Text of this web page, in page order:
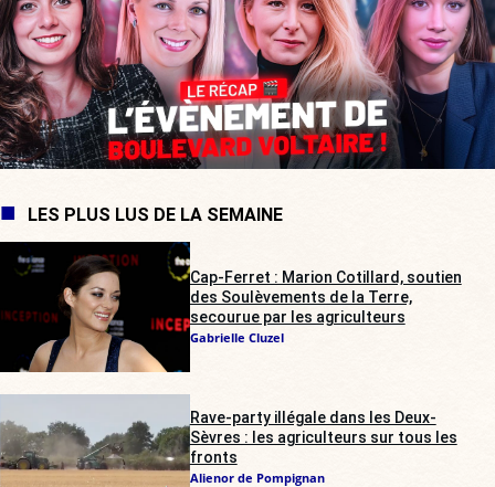
LES PLUS LUS DE LA SEMAINE
Cap-Ferret : Marion Cotillard, soutien
des Soulèvements de la Terre,
secourue par les agriculteurs
Gabrielle Cluzel
Rave-party illégale dans les Deux-
Sèvres : les agriculteurs sur tous les
fronts
Alienor de Pompignan